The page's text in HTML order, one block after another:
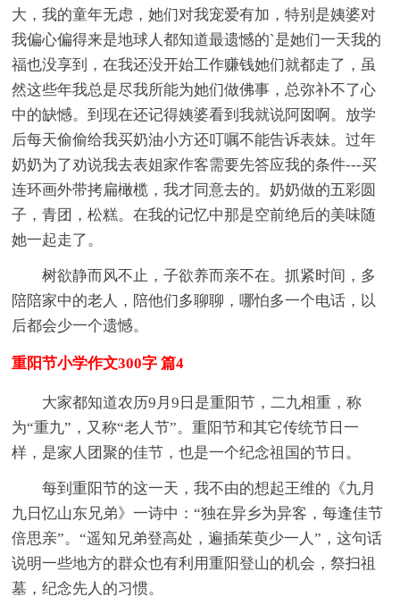
大，我的童年无虑，她们对我宠爱有加，特别是姨婆对
我偏心偏得来是地球人都知道最遗憾的`是她们一天我的
福也没享到，在我还没开始工作赚钱她们就都走了，虽
然这些年我总是尽我所能为她们做佛事，总弥补不了心
中的缺憾。到现在还记得姨婆看到我就说阿囡啊。放学
后每天偷偷给我买奶油小方还叮嘱不能告诉表妹。过年
奶奶为了劝说我去表姐家作客需要先答应我的条件---买
连环画外带拷扁橄榄，我才同意去的。奶奶做的五彩圆
子，青团，松糕。在我的记忆中那是空前绝后的美味随
她一起走了。
树欲静而风不止，子欲养而亲不在。抓紧时间，多
陪陪家中的老人，陪他们多聊聊，哪怕多一个电话，以
后都会少一个遗憾。
重阳节小学作文300字 篇4
大家都知道农历9月9日是重阳节，二九相重，称
为“重九”，又称“老人节”。重阳节和其它传统节日一
样，是家人团聚的佳节，也是一个纪念祖国的节日。
每到重阳节的这一天，我不由的想起王维的《九月
九日忆山东兄弟》一诗中：“独在异乡为异客，每逢佳节
倍思亲”。“遥知兄弟登高处，遍插茱萸少一人”，这句话
说明一些地方的群众也有利用重阳登山的机会，祭扫祖
墓，纪念先人的习惯。